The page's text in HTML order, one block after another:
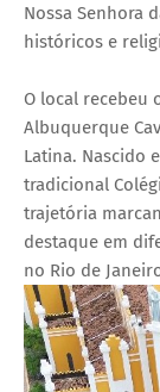
Nossa Senhora
históricos e
O local recebeu
Albuquerque
Latina. Nascido
tradicional
trajetória
destaque em
no Rio de